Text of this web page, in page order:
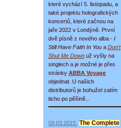
které vychází 5. listopadu, a
také projektu holografických
koncertů, které začnou na
jaře 2022 v Londýně. První
dvě písně z nového alba - I
Still Have Faith In You a Don't
Shut Me Down už vyšly na
singlech a je možné je přes
stránky ABBA Voyage
objednat. U našich
distributorů je bohužel zatím
ticho po pěšině...
09.03.2015: The Complete